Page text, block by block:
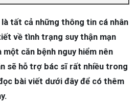
là tất cả những thông tin cá nhân
về tình trạng suy thận mạn
một căn bệnh nguy hiểm nên
sẽ hỗ trợ bác sĩ rất nhiều trong
bài viết dưới đây để có thêm